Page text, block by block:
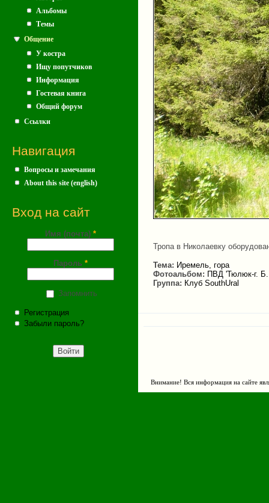
Альбомы
Темы
Общение
У костра
Ищу попутчиков
Информация
Гостевая книга
Общий форум
Ссылки
Навигация
Вопросы и замечания
About this site (english)
Вход на сайт
Имя (почта) *
Пароль *
Запомнить
Регистрация
Забыли пароль?
Тропа в Николаевку
Тема: Иремель, гора
Фотоальбом: ПВД 'Тюлюк-г.
Группа: Клуб SouthUral
Внимание! Вся информация на сайте